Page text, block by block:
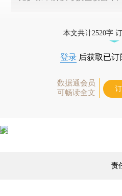
本文共计2520字
登录 后获取已
数据通会员
可畅读全文
责